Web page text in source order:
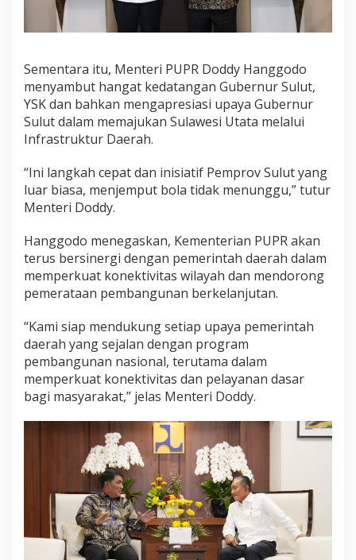
R
Sementara itu, Menteri PUPR Doddy Hanggodo
menyambut hangat kedatangan Gubernur Sulut,
YSK dan bahkan mengapresiasi upaya Gubernur
Sulut dalam memajukan Sulawesi Utata melalui
Infrastruktur Daerah.
“Ini langkah cepat dan inisiatif Pemprov Sulut yang
luar biasa, menjemput bola tidak menunggu,” tutur
Menteri Doddy.
Hanggodo menegaskan, Kementerian PUPR akan
terus bersinergi dengan pemerintah daerah dalam
memperkuat konektivitas wilayah dan mendorong
pemerataan pembangunan berkelanjutan.
“Kami siap mendukung setiap upaya pemerintah
daerah yang sejalan dengan program
pembangunan nasional, terutama dalam
memperkuat konektivitas dan pelayanan dasar
bagi masyarakat,” jelas Menteri Doddy.